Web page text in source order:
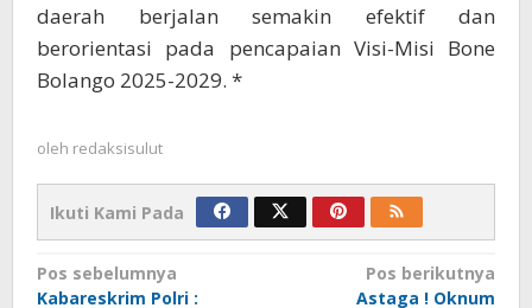
daerah berjalan semakin efektif dan
berorientasi pada pencapaian Visi-Misi Bone
Bolango 2025-2029. *
oleh redaksisulut
Ikuti Kami Pada
Navigasi
Pos sebelumnya
Kabareskrim Polri :
Pos berikutnya
Astaga ! Oknum